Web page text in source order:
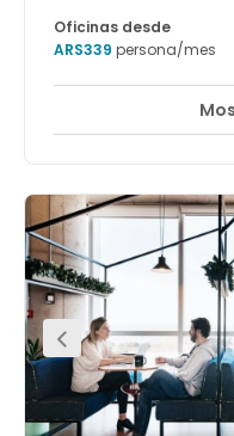
Ubicación en el
encuentra en una
crecimiento de
innovadora torre de
tecnología y normas
ambiental) haciendo
zona ultramoderna a
verdes cercanos al río.
empresas de sectores
software, consultoras
de transporte
de negocios está
Oficinas desde
ARS339 persona/mes